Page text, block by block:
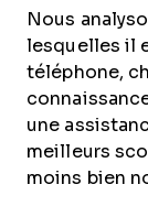
Nous
lesquelles il
téléphone,
une
meilleurs
moins bien